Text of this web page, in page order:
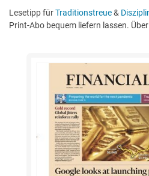
Lesetipp fürTraditionstreue&
Print-Abo bequem liefern lassen.